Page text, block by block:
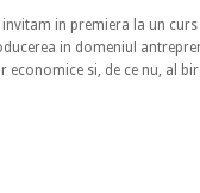
in premiera la un
in domeniul
economice si, de ce nu, al